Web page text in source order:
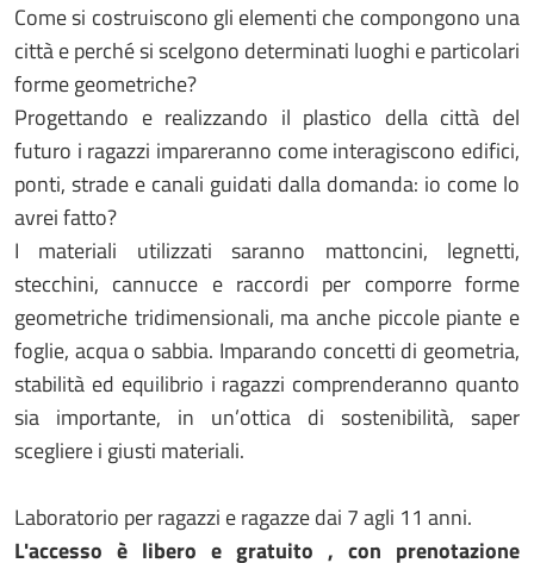
Come si costruiscono gli elementi che compongono una
città e perché si scelgono determinati luoghi e particolari
forme geometriche?
Progettando e realizzando il plastico della città del
futuro i ragazzi impareranno come interagiscono edifici,
ponti, strade e canali guidati dalla domanda: io come lo
avrei fatto?
I materiali utilizzati saranno mattoncini, legnetti,
stecchini, cannucce e raccordi per comporre forme
geometriche tridimensionali, ma anche piccole piante e
foglie, acqua o sabbia. Imparando concetti di geometria,
stabilità ed equilibrio i ragazzi comprenderanno quanto
sia importante, in un’ottica di sostenibilità, saper
scegliere i giusti materiali.
Laboratorio per ragazzi e ragazze dai 7 agli 11 anni.
L'accesso è libero e gratuito , con prenotazione